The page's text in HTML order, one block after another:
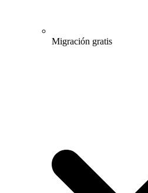
Migración gratis